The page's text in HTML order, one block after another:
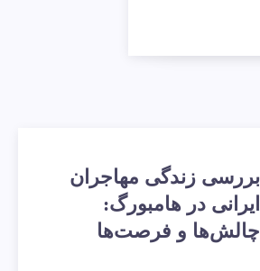
بررسی زندگی مهاجران
ایرانی در هامبورگ:
چالش‌ها و فرصت‌ها